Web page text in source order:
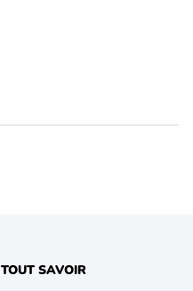
TOUT SAVOIR